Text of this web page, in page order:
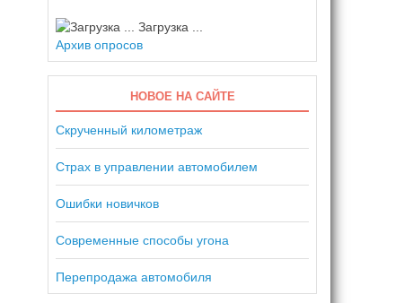
Загрузка ...
Архив опросов
НОВОЕ НА САЙТЕ
Скрученный километраж
Страх в управлении автомобилем
Ошибки новичков
Современные способы угона
Перепродажа автомобиля